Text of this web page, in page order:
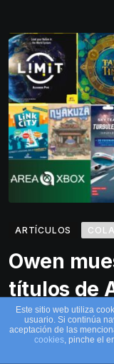
ARTÍCULOS
Owen
títulos de
PORIVAN 27
Como lo
Este sitio web utiliza
usuario. Si continúa
aceptación de las
cookies, pinche el